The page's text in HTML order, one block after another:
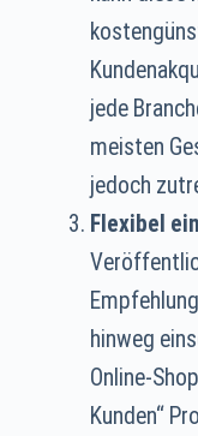
jede
meisten
jedoch
Flexibel
hinweg
Online-
Kunden“